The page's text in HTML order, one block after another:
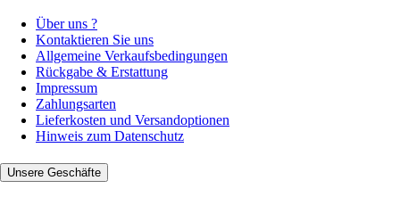
Über uns ?
Kontaktieren Sie uns
Allgemeine Verkaufsbedingungen
Rückgabe & Erstattung
Impressum
Zahlungsarten
Lieferkosten und Versandoptionen
Hinweis zum Datenschutz
Unsere Geschäfte